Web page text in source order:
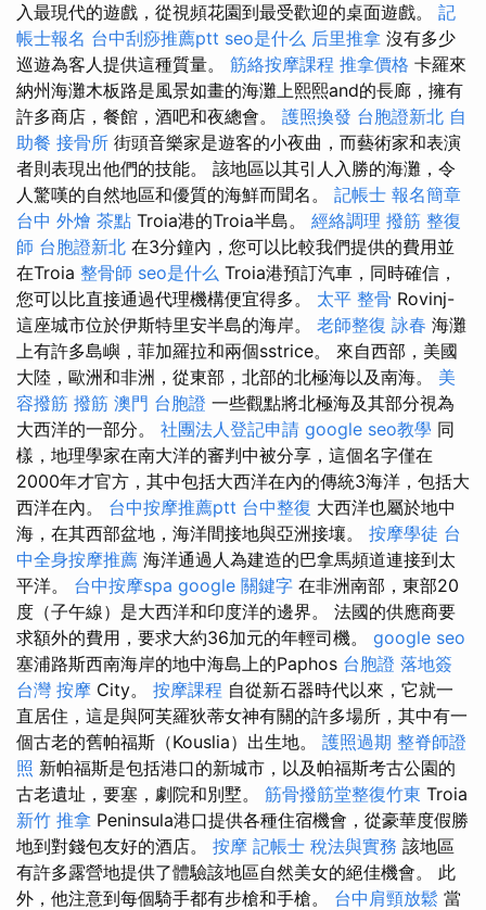
入最現代的遊戲，從視頻花園到最受歡迎的桌面遊戲。 記
帳士報名 台中刮痧推薦ptt seo是什么 后里推拿 沒有多少
巡遊為客人提供這種質量。 筋絡按摩課程 推拿價格 卡羅來
納州海灘木板路是風景如畫的海灘上熙熙and的長廊，擁有
許多商店，餐館，酒吧和夜總會。 護照換發 台胞證新北 自
助餐 接骨所 街頭音樂家是遊客的小夜曲，而藝術家和表演
者則表現出他們的技能。 該地區以其引人入勝的海灘，令
人驚嘆的自然地區和優質的海鮮而聞名。 記帳士 報名簡章
台中 外燴 茶點 Troia港的Troia半島。 經絡調理 撥筋 整復
師 台胞證新北 在3分鐘內，您可以比較我們提供的費用並
在Troia 整骨師 seo是什么 Troia港預訂汽車，同時確信，
您可以比直接通過代理機構便宜得多。 太平 整骨 Rovinj-
這座城市位於伊斯特里安半島的海岸。 老師整復 詠春 海灘
上有許多島嶼，菲加羅拉和兩個sstrice。 來自西部，美國
大陸，歐洲和非洲，從東部，北部的北極海以及南海。 美
容撥筋 撥筋 澳門 台胞證 一些觀點將北極海及其部分視為
大西洋的一部分。 社團法人登記申請 google seo教學 同
樣，地理學家在南大洋的審判中被分享，這個名字僅在
2000年才官方，其中包括大西洋在內的傳統3海洋，包括大
西洋在內。 台中按摩推薦ptt 台中整復 大西洋也屬於地中
海，在其西部盆地，海洋間接地與亞洲接壤。 按摩學徒 台
中全身按摩推薦 海洋通過人為建造的巴拿馬頻道連接到太
平洋。 台中按摩spa google 關鍵字 在非洲南部，東部20
度（子午線）是大西洋和印度洋的邊界。 法國的供應商要
求額外的費用，要求大約36加元的年輕司機。 google seo
塞浦路斯西南海岸的地中海島上的Paphos 台胞證 落地簽
台灣 按摩 City。 按摩課程 自從新石器時代以來，它就一
直居住，這是與阿芙羅狄蒂女神有關的許多場所，其中有一
個古老的舊帕福斯（Kouslia）出生地。 護照過期 整脊師證
照 新帕福斯是包括港口的新城市，以及帕福斯考古公園的
古老遺址，要塞，劇院和別墅。 筋骨撥筋堂整復竹東 Troia
新竹 推拿 Peninsula港口提供各種住宿機會，從豪華度假勝
地到對錢包友好的酒店。 按摩 記帳士 稅法與實務 該地區
有許多露營地提供了體驗該地區自然美女的絕佳機會。 此
外，他注意到每個騎手都有步槍和手槍。 台中肩頸放鬆 當